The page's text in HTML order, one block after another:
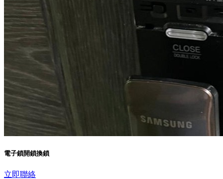
電子鎖開鎖換鎖
立即聯絡